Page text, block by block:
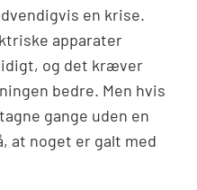
en krise.
apparater
og det kræver
bedre. Men hvis
gange uden en
at noget er galt med